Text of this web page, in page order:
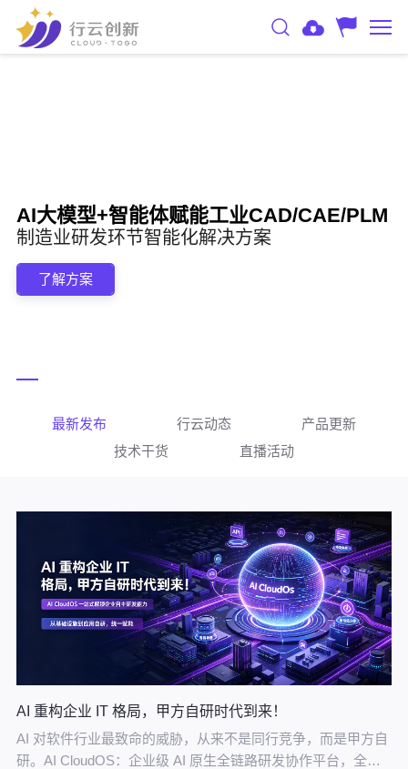
AI大模型+智能体赋能工业CAD/CAE/PLM
制造业研发环节智能化解决方案
了解方案
最新发布 行云动态
产品更新
技术干货
直播活动
AI 重构企业 IT 格局，甲方自研时代到来！
AI 对软件行业最致命的威胁，从来不是同行竞争，而是甲方自
研。AI CloudOS：企业级 AI 原生全链路研发协作平台，全方